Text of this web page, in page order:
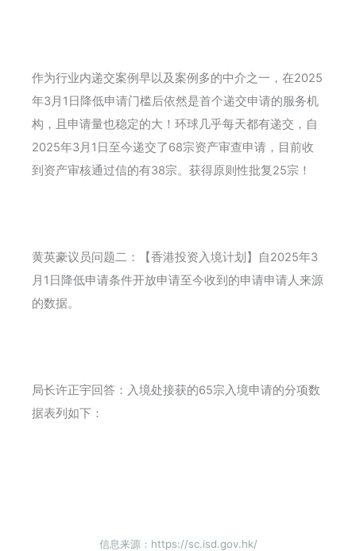
作为行业内递交案例早以及案例多的中介之一，在2025
年3月1日降低申请门槛后依然是首个递交申请的服务机
构，且申请量也稳定的大！环球几乎每天都有递交，自
2025年3月1日至今递交了68宗资产审查申请，目前收
到资产审核通过信的有38宗。获得原则性批复25宗！
黄英豪议员问题二：【香港投资入境计划】自2025年3
月1日降低申请条件开放申请至今收到的申请申请人来源
的数据。
局长许正宇回答：入境处接获的65宗入境申请的分项数
据表列如下：
信息来源：https://sc.isd.gov.hk/